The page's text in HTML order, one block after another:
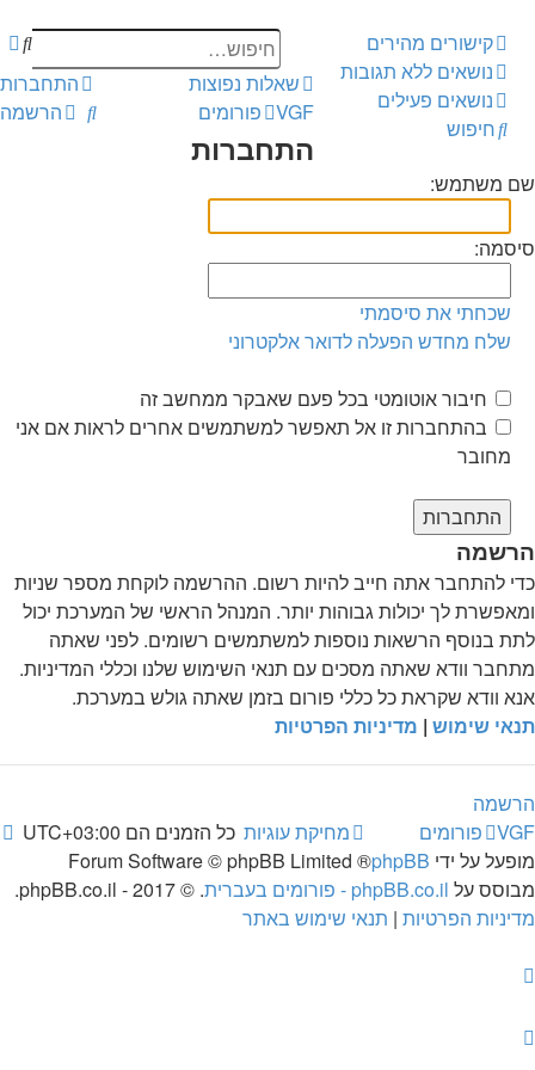
קישורים מהירים
נושאים ללא תגובות
נושאים פעילים
חיפוש
שאלות נפוצות
התחברות
הרשמה
VGF פורומים חיפוש
התחברות
שם משתמש:
סיסמה:
שכחתי את סיסמתי
שלח מחדש הפעלה לדואר אלקטרוני
חיבור אוטומטי בכל פעם שאבקר ממחשב זה
בהתחברות זו אל תאפשר למשתמשים אחרים לראות אם אני
מחובר
הרשמה
כדי להתחבר אתה חייב להיות רשום. ההרשמה לוקחת מספר שניות
ומאפשרת לך יכולות גבוהות יותר. המנהל הראשי של המערכת יכול
לתת בנוסף הרשאות נוספות למשתמשים רשומים. לפני שאתה
מתחבר וודא שאתה מסכים עם תנאי השימוש שלנו וכללי המדיניות.
אנא וודא שקראת כל כללי פורום בזמן שאתה גולש במערכת.
תנאי שימוש | מדיניות הפרטיות
הרשמה
VGF פורומים כל הזמנים הם UTC+03:00
מחיקת עוגיות
מופעל על ידי phpBB
® Forum Software © phpBB Limited
מבוסס על phpBB.co.il - פורומים בעברית
. © 2017 - phpBB.co.il.
מדיניות הפרטיות | תנאי שימוש באתר